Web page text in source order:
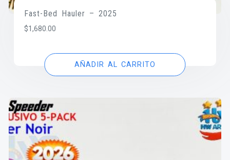
Fast-Bed Hauler – 2025
$1,680.00
AÑADIR AL CARRITO